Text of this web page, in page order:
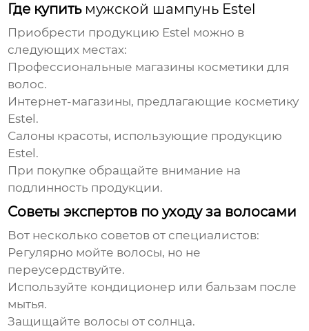
Где купить мужской шампунь Estel
Приобрести продукцию Estel можно в
следующих местах:
Профессиональные магазины косметики для
волос.
Интернет-магазины, предлагающие косметику
Estel .
Салоны красоты, использующие продукцию
Estel .
При покупке обращайте внимание на
подлинность продукции.
Советы экспертов по уходу за волосами
Вот несколько советов от специалистов:
Регулярно мойте волосы, но не
переусердствуйте.
Используйте кондиционер или бальзам после
мытья.
Защищайте волосы от солнца.